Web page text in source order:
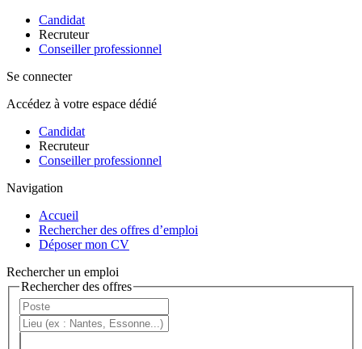
Candidat
Recruteur
Conseiller professionnel
Se connecter
Accédez à votre espace dédié
Candidat
Recruteur
Conseiller professionnel
Navigation
Accueil
Rechercher des offres d’emploi
Déposer mon CV
Rechercher un emploi
Rechercher des offres